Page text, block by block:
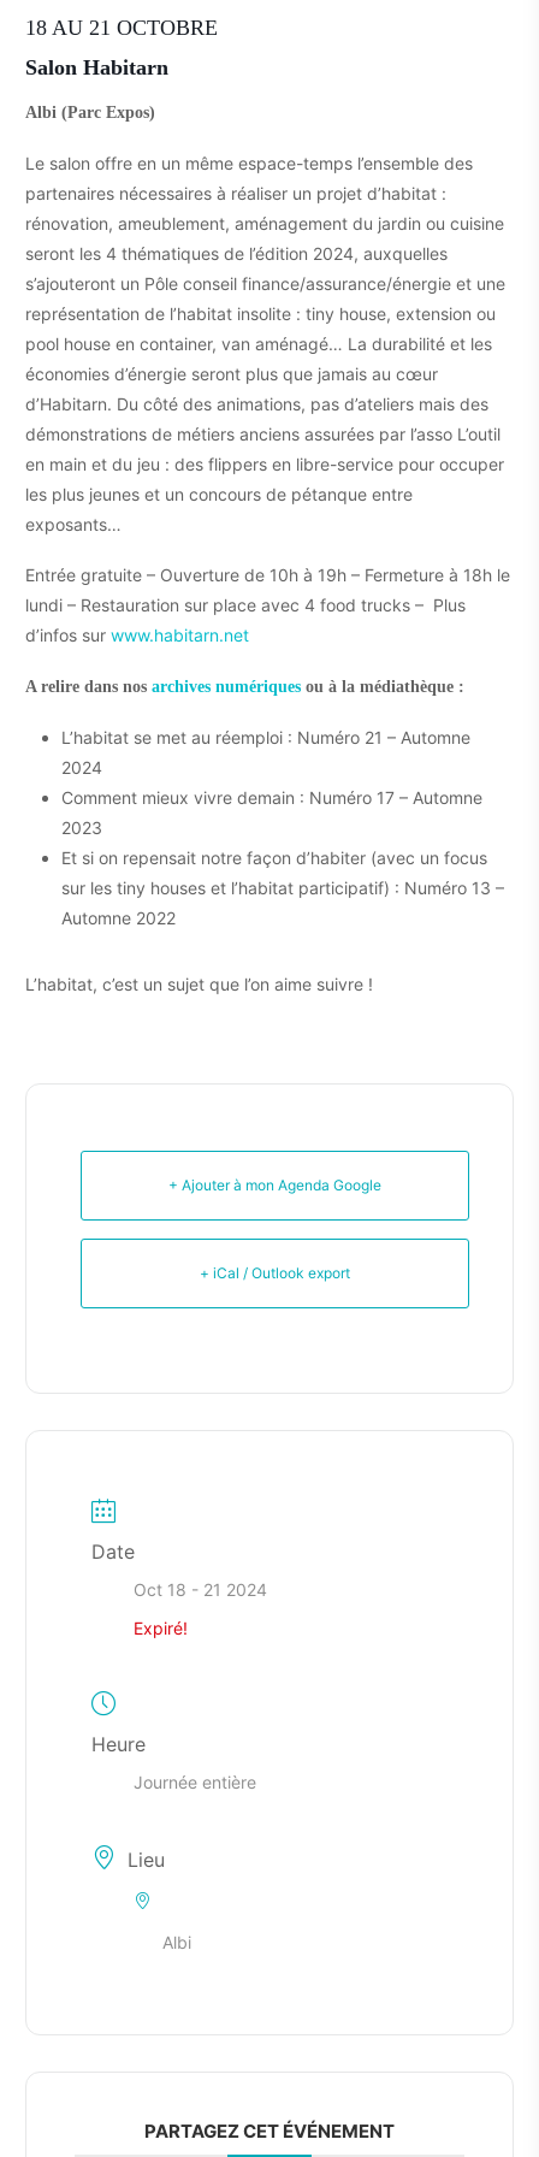
18 AU 21 OCTOBRE
Salon Habitarn
Albi (Parc Expos)
Le salon offre en un même espace-temps l’ensemble des
partenaires nécessaires à réaliser un projet d’habitat :
rénovation, ameublement, aménagement du jardin ou cuisine
seront les 4 thématiques de l’édition 2024, auxquelles
s’ajouteront un Pôle conseil finance/assurance/énergie et une
représentation de l’habitat insolite : tiny house, extension ou
pool house en container, van aménagé… La durabilité et les
économies d’énergie seront plus que jamais au cœur
d’Habitarn. Du côté des animations, pas d’ateliers mais des
démonstrations de métiers anciens assurées par l’asso L’outil
en main et du jeu : des flippers en libre-service pour occuper
les plus jeunes et un concours de pétanque entre
exposants…
Entrée gratuite – Ouverture de 10h à 19h – Fermeture à 18h le
lundi – Restauration sur place avec 4 food trucks – Plus
d’infos surwww.habitarn.net
A relire dans nosarchives numériques ou à la médiathèque :
L’habitat se met au réemploi : Numéro 21 – Automne
2024
Comment mieux vivre demain : Numéro 17 – Automne
2023
Et si on repensait notre façon d’habiter (avec un focus
sur les tiny houses et l’habitat participatif) : Numéro 13 –
Automne 2022
L’habitat, c’est un sujet que l’on aime suivre !
+ Ajouter à mon Agenda Google
+ iCal / Outlook export
Date
Oct 18 - 21 2024
Expiré!
Heure
Journée entière
Lieu
Albi
PARTAGEZ CET ÉVÉNEMENT